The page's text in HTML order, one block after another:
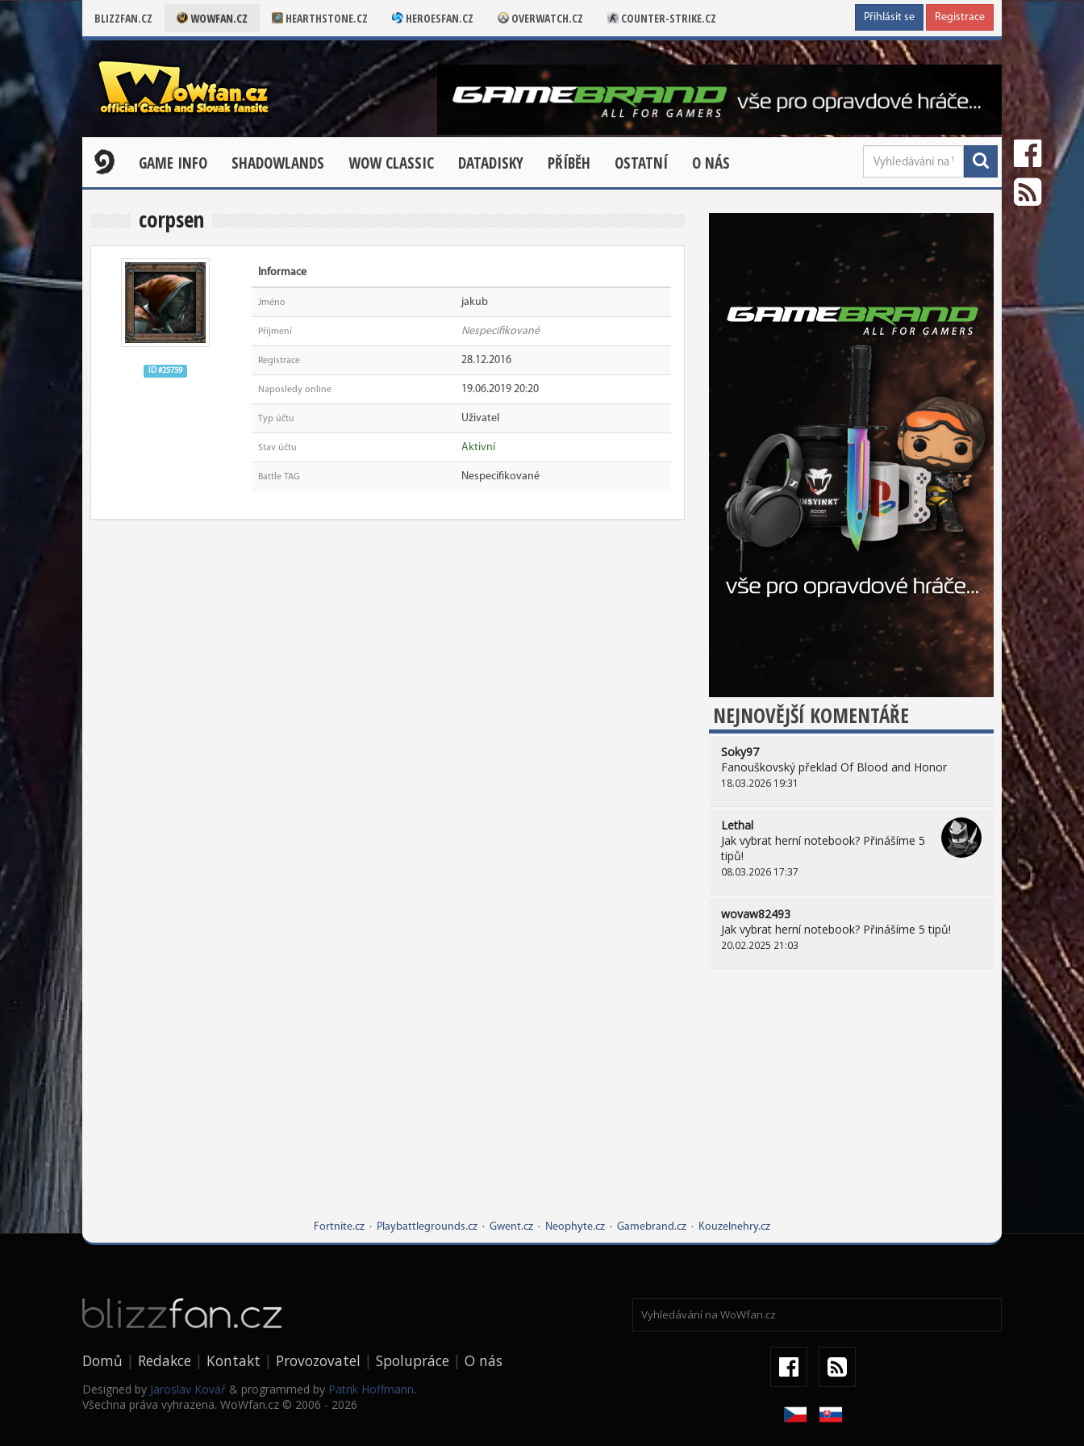
BLIZZFAN.CZ WOWFAN.CZ HEARTHSTONE.CZ HEROESFAN.CZ OVERWATCH.CZ COUNTER-STRIKE.CZ Přihlásit se Registrace
GAME INFO SHADOWLANDS WOW CLASSIC DATADISKY PŘÍBĚH OSTATNÍ O NÁS
corpsen
ID #25759
Informace
Jméno jakub
Příjmení Nespecifikované
Registrace 28.12.2016
Naposledy online 19.06.2019 20:20
Typ účtu Uživatel
Stav účtu Aktivní
Battle TAG Nespecifikované
NEJNOVĚJŠÍ KOMENTÁŘE
Soky97
Fanouškovský překlad Of Blood and Honor
18.03.2026 19:31
Lethal
Jak vybrat herní notebook? Přinášíme 5
tipů!
08.03.2026 17:37
wovaw82493
Jak vybrat herní notebook? Přinášíme 5 tipů!
20.02.2025 21:03
Fortnite.cz · Playbattlegrounds.cz · Gwent.cz · Neophyte.cz · Gamebrand.cz · Kouzelnehry.cz
Domů Redakce Kontakt Provozovatel Spolupráce O nás
Designed by Jaroslav Kovář & programmed by Patrik Hoffmann.
Všechna práva vyhrazena. WoWfan.cz © 2006 - 2026